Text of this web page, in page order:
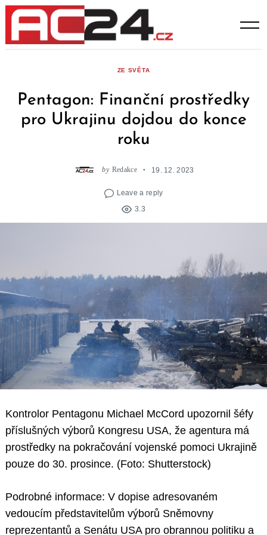
Skip
content
ZE SVĚTA
Pentagon: Finanční prostředky
pro Ukrajinu dojdou do konce
roku
by Redakce 19. 12. 2023
Leave a reply
3.3
Kontrolor Pentagonu Michael McCord upozornil šéfy
příslušných výborů Kongresu USA, že agentura má
prostředky na pokračování vojenské pomoci Ukrajině
pouze do 30. prosince. (Foto: Shutterstock)
Podrobné informace: V dopise adresovaném
vedoucím představitelům výborů Sněmovny
reprezentantů a Senátu USA pro obrannou politiku a